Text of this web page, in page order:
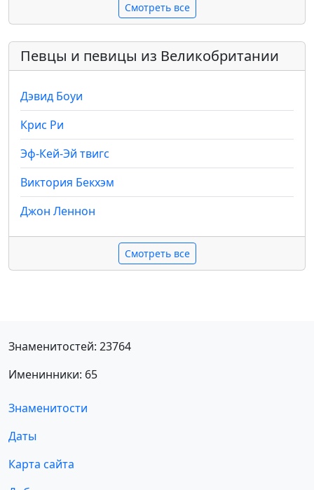
Смотреть все
Певцы и певицы из Великобритании
Дэвид Боуи
Крис Ри
Эф-Кей-Эй твигс
Виктория Бекхэм
Джон Леннон
Смотреть все
Знаменитостей: 23764
Именинники: 65
Знаменитости
Даты
Карта сайта